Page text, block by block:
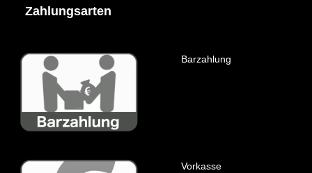
Zahlungsarten
Barzahlung
Vorkasse